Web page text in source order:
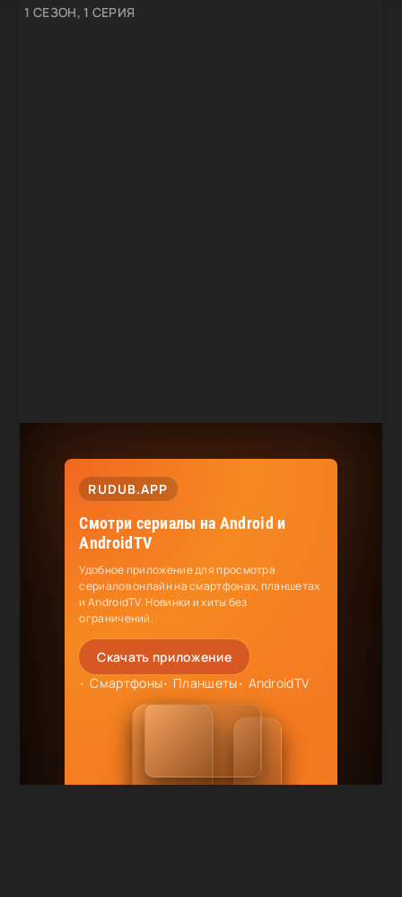
1 СЕЗОН, 1 СЕРИЯ
RUDUB.APP
Смотри сериалы на Android и
AndroidTV
Удобное приложение для просмотра
сериалов онлайн на смартфонах, планшетах
и AndroidTV. Новинки и хиты без
ограничений.
Скачать приложение
Смартфоны
Планшеты AndroidTV